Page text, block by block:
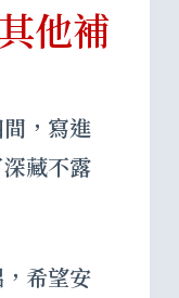
他補
，寫進
藏不露
希望安